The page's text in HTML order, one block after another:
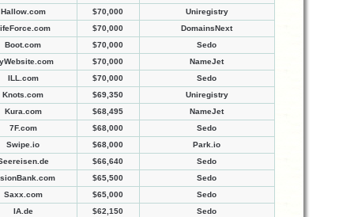
Hallow.com
$70,000
Uniregistry
$70,000
DomainsNext
Boot.com
$70,000
Sedo
$70,000
NameJet
ILL.com
$70,000
Sedo
Knots.com
$69,350
Uniregistry
Kura.com
$68,495
NameJet
7F.com
$68,000
Sedo
Swipe.io
$68,000
Park.io
$66,640
Sedo
$65,500
Sedo
Saxx.com
$65,000
Sedo
IA.de
$62,150
Sedo